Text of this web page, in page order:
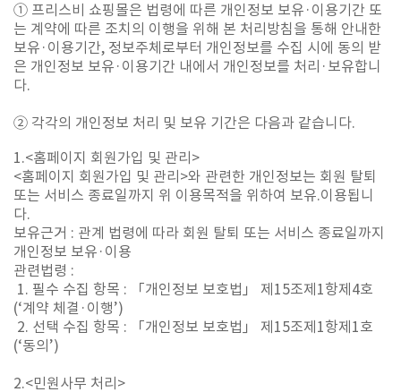
① 프리스비 쇼핑몰은 법령에 따른 개인정보 보유·이용기간 또
는 계약에 따른 조치의 이행을 위해 본 처리방침을 통해 안내한
보유·이용기간, 정보주체로부터 개인정보를 수집 시에 동의 받
은 개인정보 보유·이용기간 내에서 개인정보를 처리·보유합니
다.
② 각각의 개인정보 처리 및 보유 기간은 다음과 같습니다.
1.<홈페이지 회원가입 및 관리>
<홈페이지 회원가입 및 관리>와 관련한 개인정보는 회원 탈퇴
또는 서비스 종료일까지 위 이용목적을 위하여 보유.이용됩니
다.
보유근거 : 관계 법령에 따라 회원 탈퇴 또는 서비스 종료일까지
개인정보 보유·이용
관련법령 :
1. 필수 수집 항목 : 「개인정보 보호법」 제15조제1항제4호
(‘계약 체결·이행’)
2. 선택 수집 항목 : 「개인정보 보호법」 제15조제1항제1호
(‘동의’)
2.<민원사무 처리>